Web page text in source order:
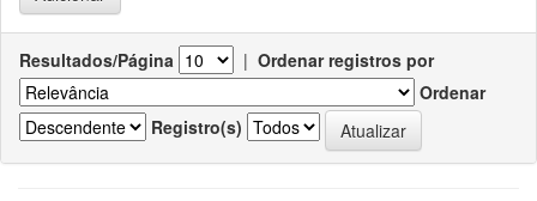
Resultados/Página | Ordenar registros por
Ordenar
Registro(s)